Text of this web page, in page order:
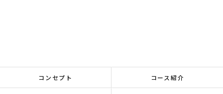
コンセプト コース紹介